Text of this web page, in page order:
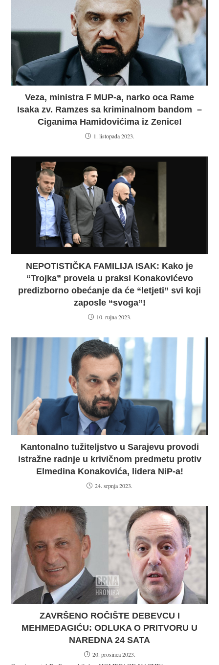
Veza, ministra F MUP-a, narko oca Rame
Isaka zv. Ramzes sa kriminalnom bandom –
Ciganima Hamidovićima iz Zenice!
1. listopada 2023.
NEPOTISTIČKA FAMILIJA ISAK: Kako je
“Trojka” provela u praksi Konakovićevo
predizborno obećanje da će “letjeti” svi koji
zaposle “svoga”!
10. rujna 2023.
Kantonalno tužiteljstvo u Sarajevu provodi
istražne radnje u krivičnom predmetu protiv
Elmedina Konakovića, lidera NiP-a!
24. srpnja 2023.
ZAVRŠENO ROČIŠTE DEBEVCU I
MEHMEDAGIĆU: ODLUKA O PRITVORU U
NAREDNA 24 SATA
20. prosinca 2023.